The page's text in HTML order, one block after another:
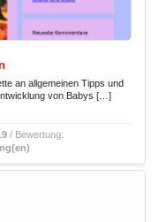
an allgemeinen Tipps und
von Babys […]
/ Bewertung: